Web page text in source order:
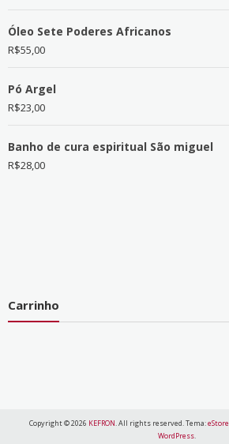
Óleo Sete Poderes Africanos
R$55,00
Pó Argel
R$23,00
Banho de cura espiritual São miguel
R$28,00
Carrinho
Copyright © 2026 KEFRON . All rights reserved. Tema:eStore
WordPress.